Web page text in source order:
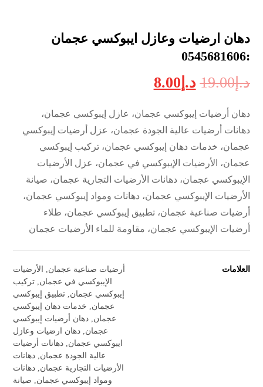
دهان ارضيات وعازل ايبوكسي عجمان
:0545681606
د.إ19.00 د.إ 8.00
دهان أرضيات إيبوكسي عجمان، عازل إيبوكسي عجمان،
دهانات أرضيات عالية الجودة عجمان، عزل أرضيات إيبوكسي
عجمان، خدمات دهان إيبوكسي عجمان، تركيب إيبوكسي
عجمان، الأرضيات الإيبوكسي في عجمان، عزل الأرضيات
الإيبوكسي عجمان، دهانات الأرضيات التجارية عجمان، صيانة
الأرضيات الإيبوكسي عجمان، دهانات ومواد إيبوكسي عجمان،
أرضيات صناعية عجمان، تطبيق إيبوكسي عجمان، طلاء
أرضيات الإيبوكسي عجمان، مقاومة للماء الأرضيات عجمان
العلامات أرضيات صناعية عجمان, الأرضيات
الإيبوكسي في عجمان, تركيب
إيبوكسي عجمان, تطبيق إيبوكسي
عجمان, خدمات دهان إيبوكسي
عجمان, دهان أرضيات إيبوكسي
عجمان, دهان ارضيات وعازل
ايبوكسي عجمان, دهانات أرضيات
عالية الجودة عجمان, دهانات
الأرضيات التجارية عجمان, دهانات
ومواد إيبوكسي عجمان, صيانة